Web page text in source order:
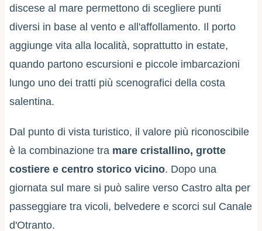
discese al mare permettono di scegliere punti
diversi in base al vento e all'affollamento. Il porto
aggiunge vita alla località, soprattutto in estate,
quando partono escursioni e piccole imbarcazioni
lungo uno dei tratti più scenografici della costa
salentina.
Dal punto di vista turistico, il valore più riconoscibile
è la combinazione tra mare cristallino, grotte
costiere e centro storico vicino. Dopo una
giornata sul mare si può salire verso Castro alta per
passeggiare tra vicoli, belvedere e scorci sul Canale
d'Otranto.